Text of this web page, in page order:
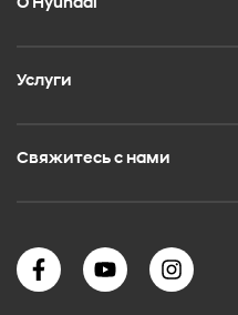
Услуги
Свяжитесь с нами